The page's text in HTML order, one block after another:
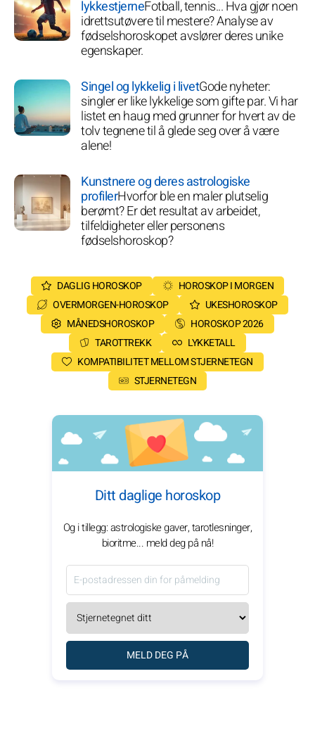
lykkestjerneFotball, tennis... Hva gjør noen
idrettsutøvere til mestere? Analyse av
fødselshoroskopet avslører deres unike
egenskaper.
Singel og lykkelig i livetGode nyheter:
singler er like lykkelige som gifte par. Vi har
listet en haug med grunner for hvert av de
tolv tegnene til å glede seg over å være
alene!
Kunstnere og deres astrologiske
profilerHvorfor ble en maler plutselig
berømt? Er det resultat av arbeidet,
tilfeldigheter eller personens
fødselshoroskop?
DAGLIG HOROSKOP
HOROSKOP I MORGEN
OVERMORGEN-HOROSKOP
UKESHOROSKOP
MÅNEDSHOROSKOP
HOROSKOP 2026
TAROTTREKK
LYKKETALL
KOMPATIBILITET MELLOM STJERNETEGN
STJERNETEGN
Ditt daglige horoskop
Og i tillegg: astrologiske gaver, tarotlesninger,
bioritme... meld deg på nå!
MELD DEG PÅ